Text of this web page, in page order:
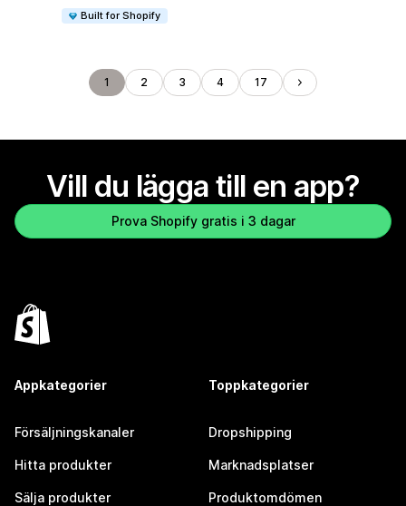
Built for Shopify
1 2 3 4 17
Vill du lägga till en app?
Prova Shopify gratis i 3 dagar
Appkategorier
Försäljningskanaler
Hitta produkter
Sälja produkter
Toppkategorier
Dropshipping
Marknadsplatser
Produktomdömen